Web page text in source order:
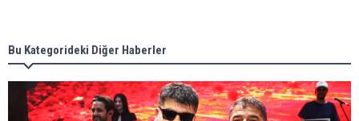
Bu Kategorideki Diğer Haberler